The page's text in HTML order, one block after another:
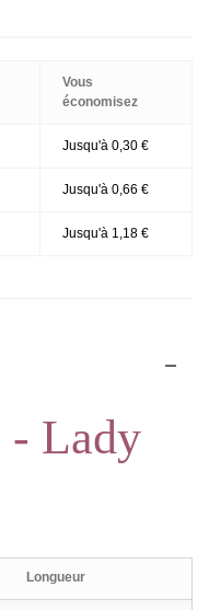
Vous
économisez
Jusqu'à 0,30 €
Jusqu'à 0,66 €
Jusqu'à 1,18 €
- Lady
Longueur